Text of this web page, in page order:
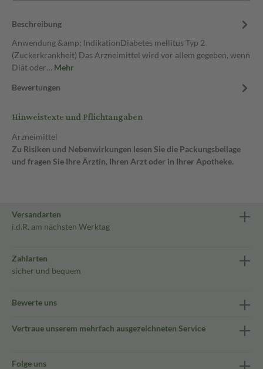
Beschreibung
Anwendung &amp; IndikationDiabetes mellitus Typ 2
(Zuckerkrankheit) Das Arzneimittel wird vor allem gegeben, wenn
Diät oder… Mehr
Bewertungen
Hinweistexte und Pflichtangaben
Arzneimittel
Zu Risiken und Nebenwirkungen lesen Sie die Packungsbeilage
und fragen Sie Ihre Ärztin, Ihren Arzt oder in Ihrer Apotheke.
Versandarten
i.d.R. am nächsten Werktag
Zahlarten
sicher und bequem
Bewerte uns
Vertraue unserem mehrfach ausgezeichneten Service
Folge uns